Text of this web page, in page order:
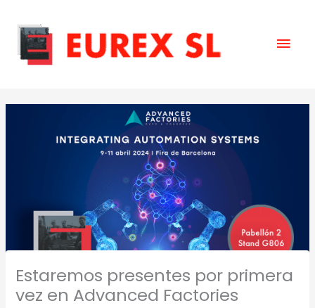
content
Estaremos presentes por primera
vez en Advanced Factories